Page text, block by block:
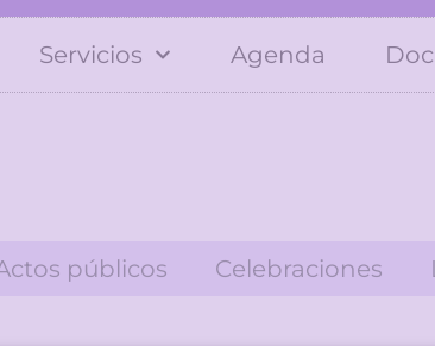
Servicios Agenda
públicos Celebraciones